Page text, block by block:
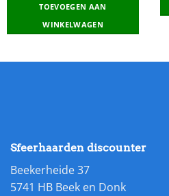
TOEVOEGEN AAN
WINKELWAGEN
Sfeerhaarden discounter
Beekerheide 37
5741 HB Beek en Donk